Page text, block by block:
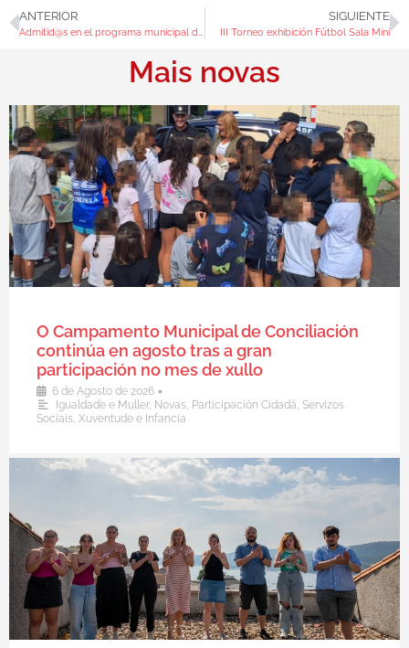
ANTERIOR
Admitid@s en el programa municipal de conciliación 2019 Convocatoria Verano
SIGUIENTE
III Torneo exhibición Fútbol Sala Mini
Mais novas
O Campamento Municipal de Conciliación
continúa en agosto tras a gran
participación no mes de xullo
6 de Agosto de 2026 •
Igualdade e Muller, Novas, Participación Cidadá, Servizos
Sociais, Xuventude e Infancia